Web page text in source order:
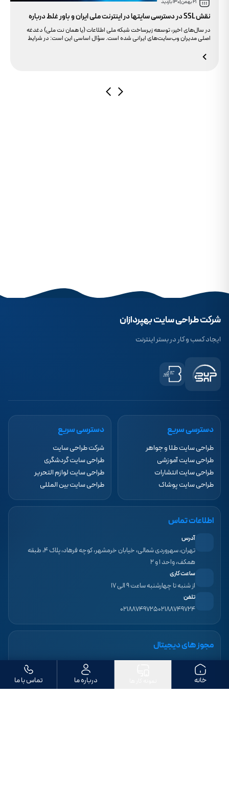
21 بهمن |130 بازدید
نقش SSL در دسترسی سایتها در اینترنت ملی ایران و باور غلط درباره
دامنه های IR
در سال‌های اخیر، توسعه زیرساخت شبکه ملی اطلاعات (یا همان نت ملی) دغدغه
اصلی مدیران وب‌سایت‌های ایرانی شده است. سؤال اساسی این است: در شرایط
شرکت طراحی سایت بهپردازان
ایجاد کسب و کار در بستر اینترنت
دسترسی سریع
طراحی سایت طلا و جواهر
طراحی سایت آموزشی
طراحی سایت انتشارات
طراحی سایت پوشاک
دسترسی سریع
شرکت طراحی سایت
طراحی سایت گردشگری
طراحی سایت لوازم التحریر
طراحی سایت بین المللی
اطلاعات تماس
آدرس
تهران، سهروردی شمالی، خیابان خرمشهر، کوچه فرهاد، پلاک ۴، طبقه
همکف، واحد ۱ و ۲
ساعت کاری
از شنبه تا چهارشنبه ساعت ۹ الی ۱۷
تلفن
۰۲۱۸۸۷۴۹۷۲۴۰۲۱۸۸۷۴۹۷۲۵
مجوز های دیجیتال
خانه درباره ما تماس با ما